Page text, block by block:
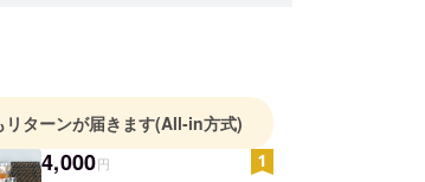
リターンが届きます(All-in方式)
4,000円